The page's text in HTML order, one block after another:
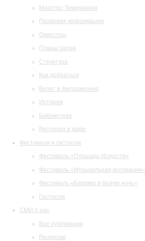
Маэстро Темирканов
Правовая информация
Оркестры
Планы залов
Структура
Как добраться
Визит в филармонию
История
Библиотека
Ресторан и кафе
Фестивали и гастроли
Фестиваль «Площадь Искусств»
Фестиваль «Музыкальная коллекция»
Фестиваль «Барокко в белую ночь»
Гастроли
СМИ о нас
Все публикации
Рецензии